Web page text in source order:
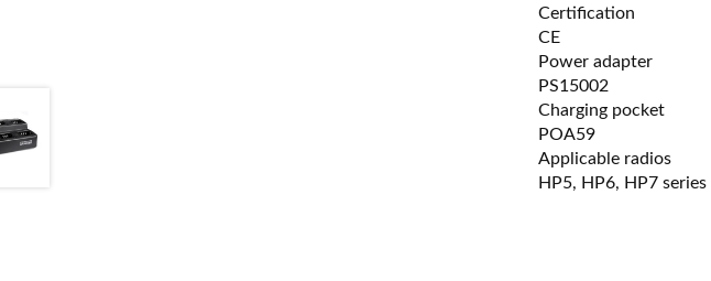
Certification
CE
Power adapter
PS15002
Charging pocket
POA59
Applicable radios
HP5, HP6, HP7